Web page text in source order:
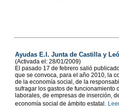
Ayudas E.I. Junta de Castilla y
(Activada el: 28/01/2009)
El pasado 17 de febrero salió
que se convoca, para el año 2010, la
de la economía social, de la
sufragar los gastos de funcionamiento
laborales, de empresas de inserción,
economía social de ámbito estatal.